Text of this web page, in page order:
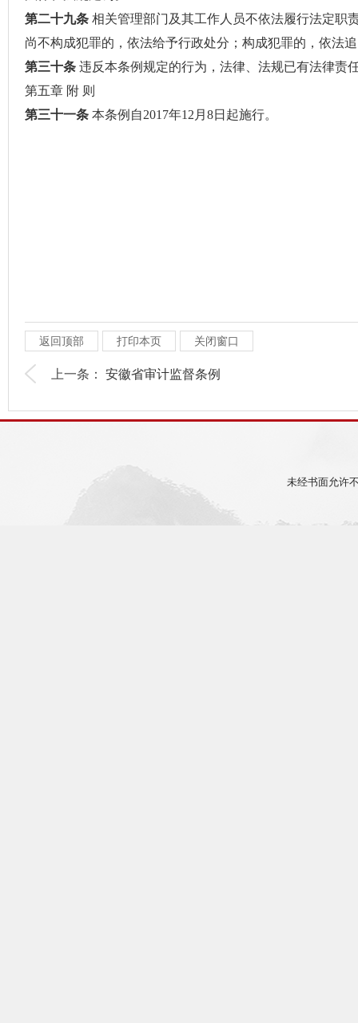
第二十九条 相关管理部门及其工作人员不依法履行法定职
尚不构成犯罪的，依法给予行政处分；构成犯罪的，依法
第三十条 违反本条例规定的行为，法律、法规已有法律责
第五章 附 则
第三十一条 本条例自2017年12月8日起施行。
返回顶部 打印本页 关闭窗口
上一条： 安徽省审计监督条例
未经书面允许